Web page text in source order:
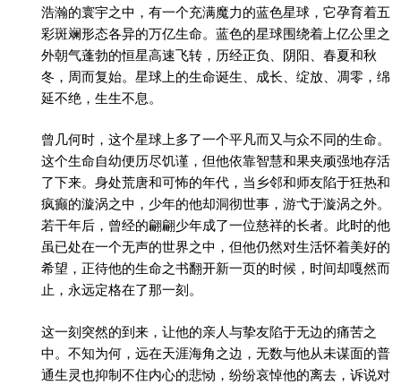
浩瀚的寰宇之中，有一个充满魔力的蓝色星球，它孕育着五
彩斑斓形态各异的万亿生命。蓝色的星球围绕着上亿公里之
外朝气蓬勃的恒星高速飞转，历经正负、阴阳、春夏和秋
冬，周而复始。星球上的生命诞生、成长、绽放、凋零，绵
延不绝，生生不息。
曾几何时，这个星球上多了一个平凡而又与众不同的生命。
这个生命自幼便历尽饥谨，但他依靠智慧和果夹顽强地存活
了下来。身处荒唐和可怖的年代，当乡邻和师友陷于狂热和
疯癫的漩涡之中，少年的他却洞彻世事，游弋于漩涡之外。
若干年后，曾经的翩翩少年成了一位慈祥的长者。此时的他
虽已处在一个无声的世界之中，但他仍然对生活怀着美好的
希望，正待他的生命之书翻开新一页的时候，时间却嘎然而
止，永远定格在了那一刻。
这一刻突然的到来，让他的亲人与挚友陷于无边的痛苦之
中。不知为何，远在天涯海角之边，无数与他从未谋面的普
通生灵也抑制不住内心的悲恸，纷纷哀悼他的离去，诉说对